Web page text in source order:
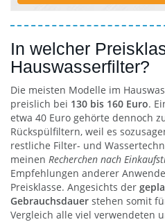
In welcher
Hauswasserfilter?
Die meisten Modelle im
preislich bei 130 bis 160 Euro.
etwa 40 Euro gehörte dennoch
Rückspülfiltern, weil es
restliche Filter- und
meinen Recherchen nach
Empfehlungen anderer
Preisklasse. Angesichts der
Gebrauchsdauer stehen somit
Vergleich alle viel verwendeten